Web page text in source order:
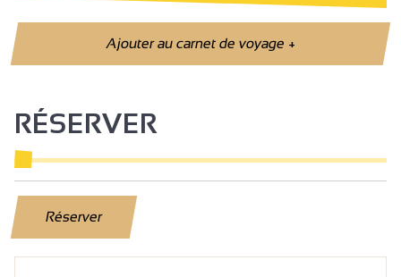
Ajouter au carnet de voyage+
RÉSERVER
Réserver